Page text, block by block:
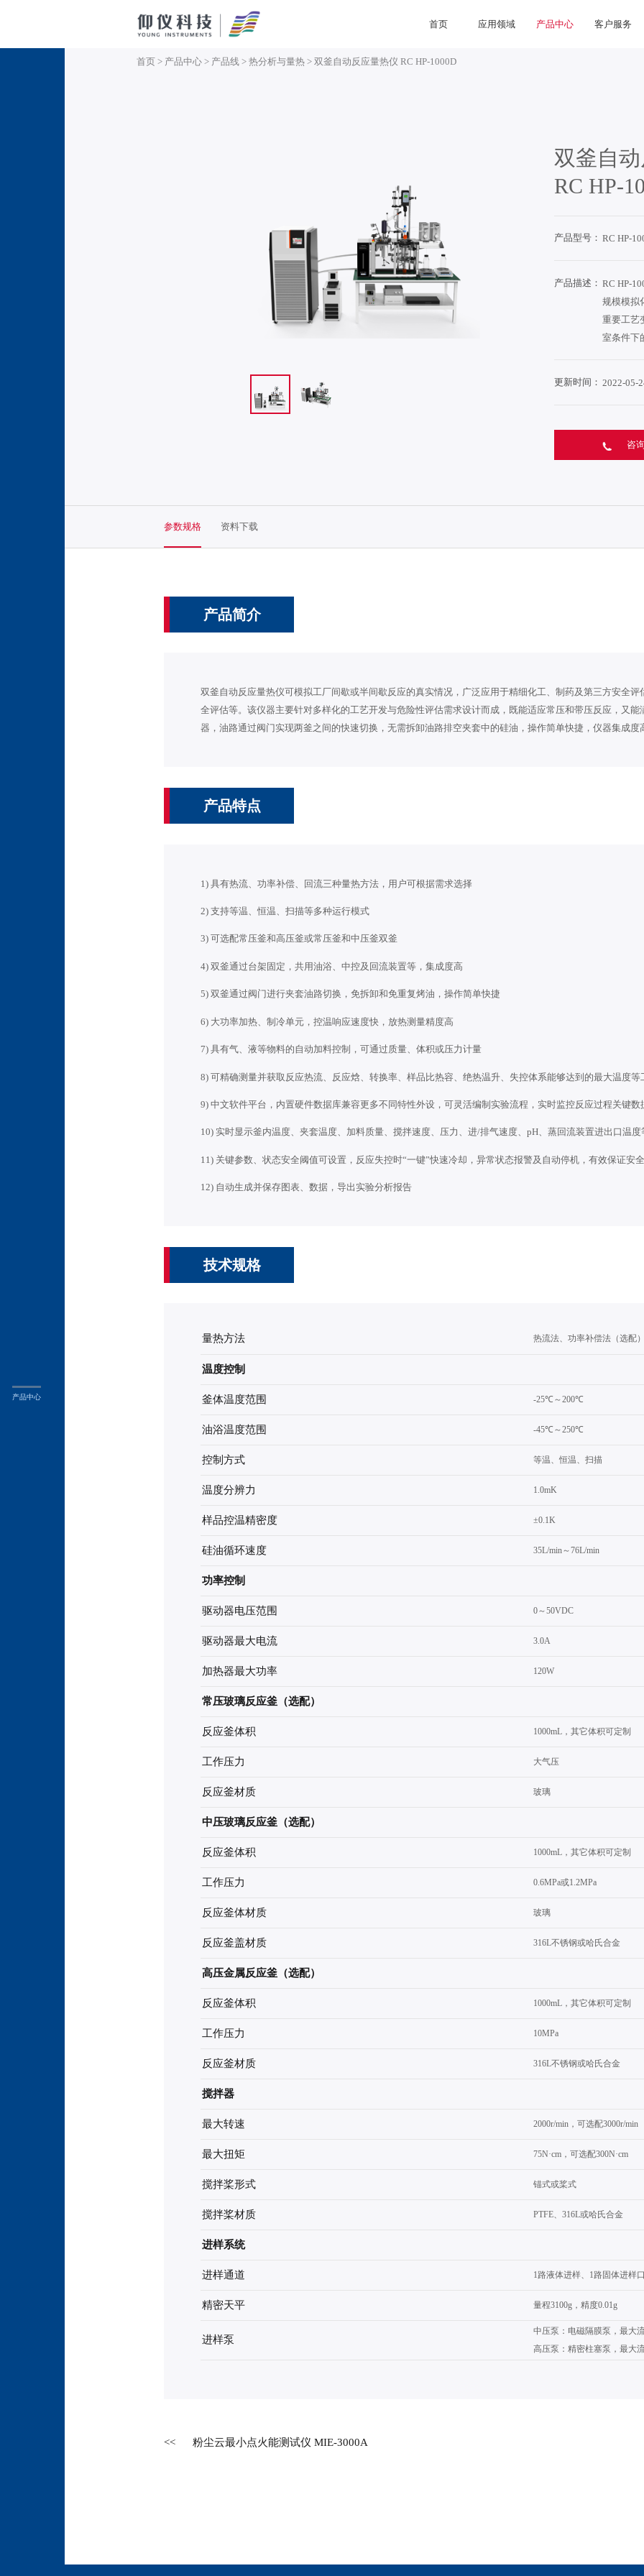
首页 应用领域 产品中心 客户服务
首页 > 产品中心 > 产品线 >热分析与量热 >双釜自动反应量热仪 RC HP-1000D
双釜自
RC HP-
产品型号： RC HP-
产品描述： RC HP-
规模模拟
重要工艺
室条件下
更新时间： 2022-05-
咨
参数规格 资料下载
产品简介
双釜自动反应量热仪可模拟工厂间歇或半间歇反应的真实情况，广泛应用于精细化工、制药及第三方安全
全评估等。该仪器主要针对多样化的工艺开发与危险性评估需求设计而成，既能适应常压和带压反应，又
器，油路通过阀门实现两釜之间的快速切换，无需拆卸油路排空夹套中的硅油，操作简单快捷，仪器集成度
产品特点
1) 具有热流、功率补偿、回流三种量热方法，用户可根据需求选择
2) 支持等温、恒温、扫描等多种运行模式
3) 可选配常压釜和高压釜或常压釜和中压釜双釜
4) 双釜通过台架固定，共用油浴、中控及回流装置等，集成度高
5) 双釜通过阀门进行夹套油路切换，免拆卸和免重复烤油，操作简单快捷
6) 大功率加热、制冷单元，控温响应速度快，放热测量精度高
7) 具有气、液等物料的自动加料控制，可通过质量、体积或压力计量
8) 可精确测量并获取反应热流、反应焓、转换率、样品比热容、绝热温升、失控体系能够达到的最大温度等
9) 中文软件平台，内置硬件数据库兼容更多不同特性外设，可灵活编制实验流程，实时监控反应过程关键
10) 实时显示釜内温度、夹套温度、加料质量、搅拌速度、压力、进/排气速度、pH、蒸回流装置进出口温度
11) 关键参数、状态安全阈值可设置，反应失控时“一键”快速冷却，异常状态报警及自动停机，有效保证安全
12) 自动生成并保存图表、数据，导出实验分析报告
技术规格
量热方法 热流法、功率补偿法（选配
温度控制
釜体温度范围 -25℃～200℃
油浴温度范围 -45℃～250℃
控制方式 等温、恒温、扫描
温度分辨力 1.0mK
样品控温精密度 ±0.1K
硅油循环速度 35L/min～76L/min
功率控制
驱动器电压范围 0～50VDC
驱动器最大电流 3.0A
加热器最大功率 120W
常压玻璃反应釜（选配）
反应釜体积 1000mL，其它体积可定制
工作压力 大气压
反应釜材质 玻璃
中压玻璃反应釜（选配）
反应釜体积 1000mL，其它体积可定制
工作压力 0.6MPa或1.2MPa
反应釜体材质 玻璃
反应釜盖材质 316L不锈钢或哈氏合金
高压金属反应釜（选配）
反应釜体积 1000mL，其它体积可定制
工作压力 10MPa
反应釜材质 316L不锈钢或哈氏合金
搅拌器
最大转速 2000r/min，可选配3000r/min
最大扭矩 75N·cm，可选配300N·cm
搅拌桨形式 锚式或桨式
搅拌桨材质 PTFE、316L或哈氏合金
进样系统
进样通道 1路液体进样、1路固体进样
精密天平 量程3100g，精度0.01g
进样泵
中压泵：电磁隔膜泵，最大
高压泵：精密柱塞泵，最大
粉尘云最小点火能测试仪 MIE-3000A
产品中心